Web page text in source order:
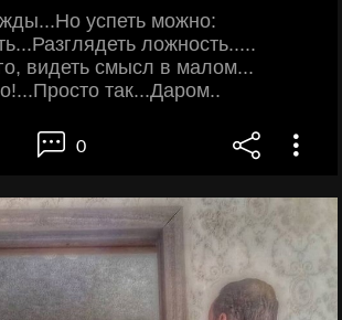
успеть можно:
ложность.....
видеть смысл в малом...
так...Даром..
0